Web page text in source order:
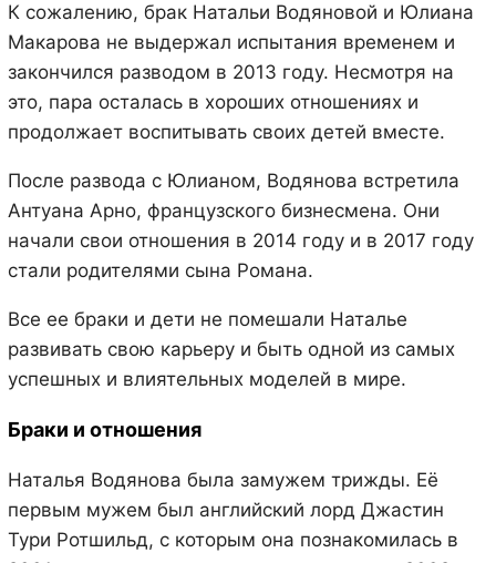
К сожалению, брак Натальи Водяновой и Юлиана
Макарова не выдержал испытания временем и
закончился разводом в 2013 году. Несмотря на
это, пара осталась в хороших отношениях и
продолжает воспитывать своих детей вместе.
После развода с Юлианом, Водянова встретила
Антуана Арно, французского бизнесмена. Они
начали свои отношения в 2014 году и в 2017 году
стали родителями сына Романа.
Все ее браки и дети не помешали Наталье
развивать свою карьеру и быть одной из самых
успешных и влиятельных моделей в мире.
Браки и отношения
Наталья Водянова была замужем трижды. Её
первым мужем был английский лорд Джастин
Тури Ротшильд, с которым она познакомилась в